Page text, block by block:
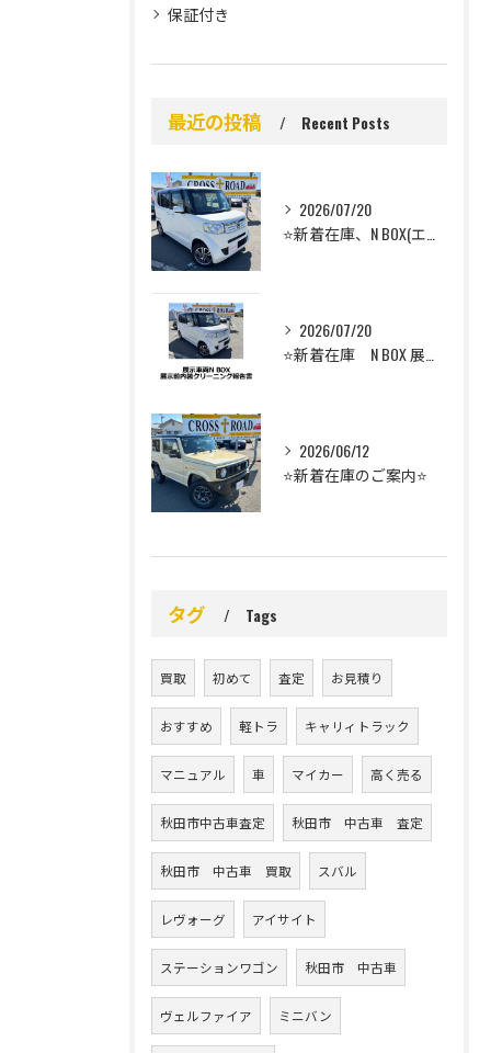
保証付き
最近の投稿 Recent Posts
2026/07/20
2026/07/20
2026/06/12
⭐️新着在庫のご案内⭐️
タグ Tags
買取 初めて 査定 お見積り
おすすめ 軽トラ キャリィトラック
マニュアル 車 マイカー 高く売る
秋田市中古車査定 秋田市 中古車 査定
秋田市 中古車 買取 スバル
レヴォーグ アイサイト
ステーションワゴン 秋田市 中古車
ヴェルファイア ミニバン